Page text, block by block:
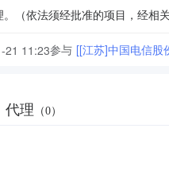
（依法须经批准的项目，经相
21 11:23参与 [[江苏]中国电信股
代理 （0）